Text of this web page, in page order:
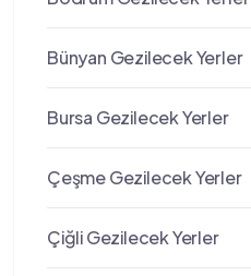
Bünyan Gezilecek Yerler
Bursa Gezilecek Yerler
Çeşme Gezilecek Yerler
Çiğli Gezilecek Yerler